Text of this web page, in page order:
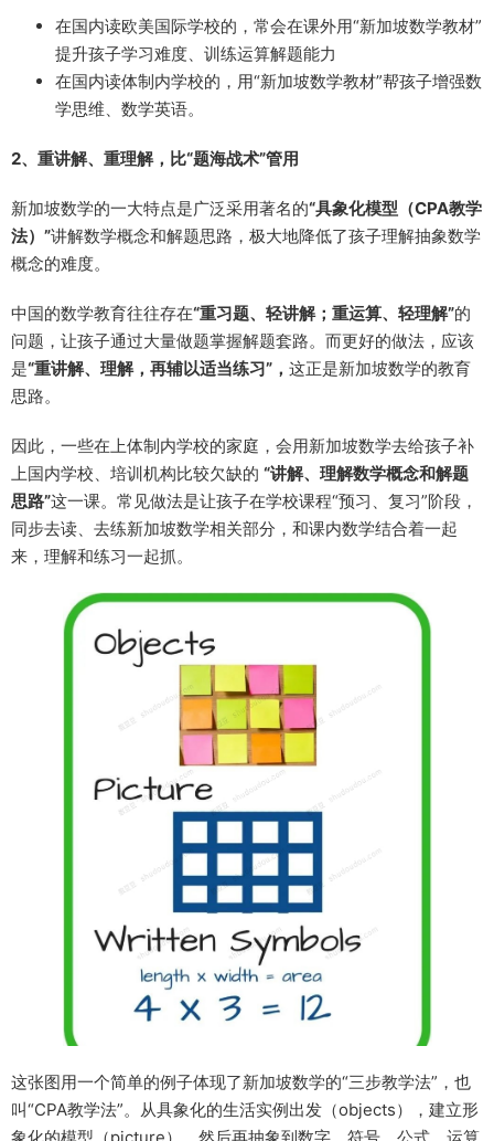
在国内读欧美国际学校的，常会在课外用“新加坡数学教材”
提升孩子学习难度、训练运算解题能力
在国内读体制内学校的，用“新加坡数学教材”帮孩子增强数
学思维、数学英语。
2、重讲解、重理解，比“题海战术”管用
新加坡数学的一大特点是广泛采用著名的“具象化模型（CPA教学
法）”讲解数学概念和解题思路，极大地降低了孩子理解抽象数学
概念的难度。
中国的数学教育往往存在“重习题、轻讲解； 重运算、轻理解”的
问题，让孩子通过大量做题掌握解题套路。而更好的做法，应该
是“重讲解、理解，再辅以适当练习” ， 这正是新加坡数学的教育
思路。
因此，一些在上体制内学校的家庭，会用新加坡数学去给孩子补
上国内学校、培训机构比较欠缺的 “讲解、理解数学概念和解题
思路”这一课。常见做法是让孩子在学校课程“预习、复习”阶段，
同步去读、去练新加坡数学相关部分，和课内数学结合着一起
来，理解和练习一起抓。
这张图用一个简单的例子体现了新加坡数学的“三步教学法”，也
叫“CPA教学法”。从具象化的生活实例出发（objects），建立形
象化的模型（picture），然后再抽象到数字、符号、公式、运算